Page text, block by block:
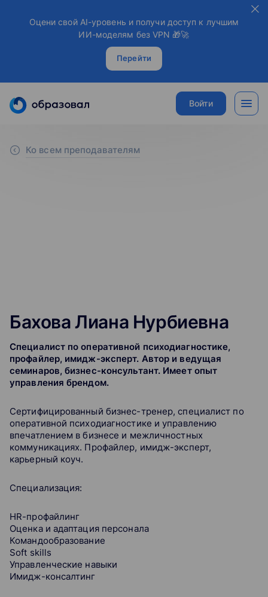
Оцени свой AI-уровень и получи доступ к лучшим
ИИ-моделям без VPN 🎁🚀
Перейти
Войти
Ко всем преподавателям
Бахова Лиана Нурбиевна
Специалист по оперативной психодиагностике,
профайлер, имидж-эксперт. Автор и ведущая
семинаров, бизнес-консультант. Имеет опыт
управления брендом.
Сертифицированный бизнес-тренер, специалист по
оперативной психодиагностике и управлению
впечатлением в бизнесе и межличностных
коммуникациях. Профайлер, имидж-эксперт,
карьерный коуч.
Специализация:
HR-профайлинг
Оценка и адаптация персонала
Командообразование
Soft skills
Управленческие навыки
Имидж-консалтинг